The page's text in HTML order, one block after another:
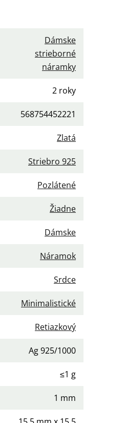
Dámske
strieborné
náramky
2 roky
568754452221
Zlatá
Striebro 925
Pozlátené
Žiadne
Dámske
Náramok
Srdce
Minimalistické
Retiazkový
Ag 925/1000
≤1 g
1 mm